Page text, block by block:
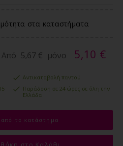
στα καταστήματα
Από 5,67 € μόνο 5,10 €
Αντικαταβολή παντού
Παράδοση σε 24 ώρες σε όλη την
Ελλάδα
το κατάστημα